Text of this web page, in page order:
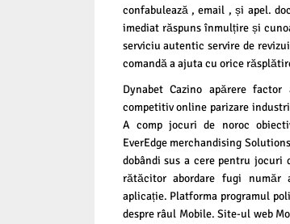
confabulează , email , și apel.
imediat răspuns înmulțire și
serviciu autentic servire de
comandă a ajuta cu orice
Dynabet Cazino apărere
competitiv online parizare
A comp jocuri de noroc
EverEdge merchandising
dobândi sus a cere pentru
rătăcitor abordare fugi număr
aplicație. Platforma programul
despre râul Mobile. Site-ul web